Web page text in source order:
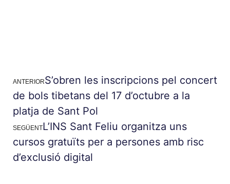
ANTERIORS’obren les inscripcions pel concert
de bols tibetans del 17 d’octubre a la
platja de Sant Pol
SEGÜENTL’INS Sant Feliu organitza uns
cursos gratuïts per a persones amb risc
d’exclusió digital